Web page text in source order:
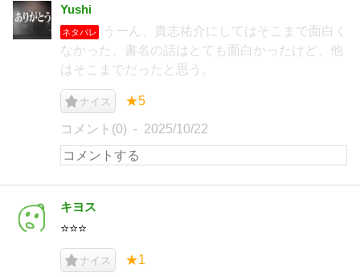
Yushi
ネタバレ
うーん、貴志祐介にしてはそこまで面白く
なかった。書名の話はとても面白かったけど、他
はそこまでだったと思う。
ナイス ★5
コメント(0) 2025/10/22
キヨス
⭐️⭐️⭐️
ナイス ★1